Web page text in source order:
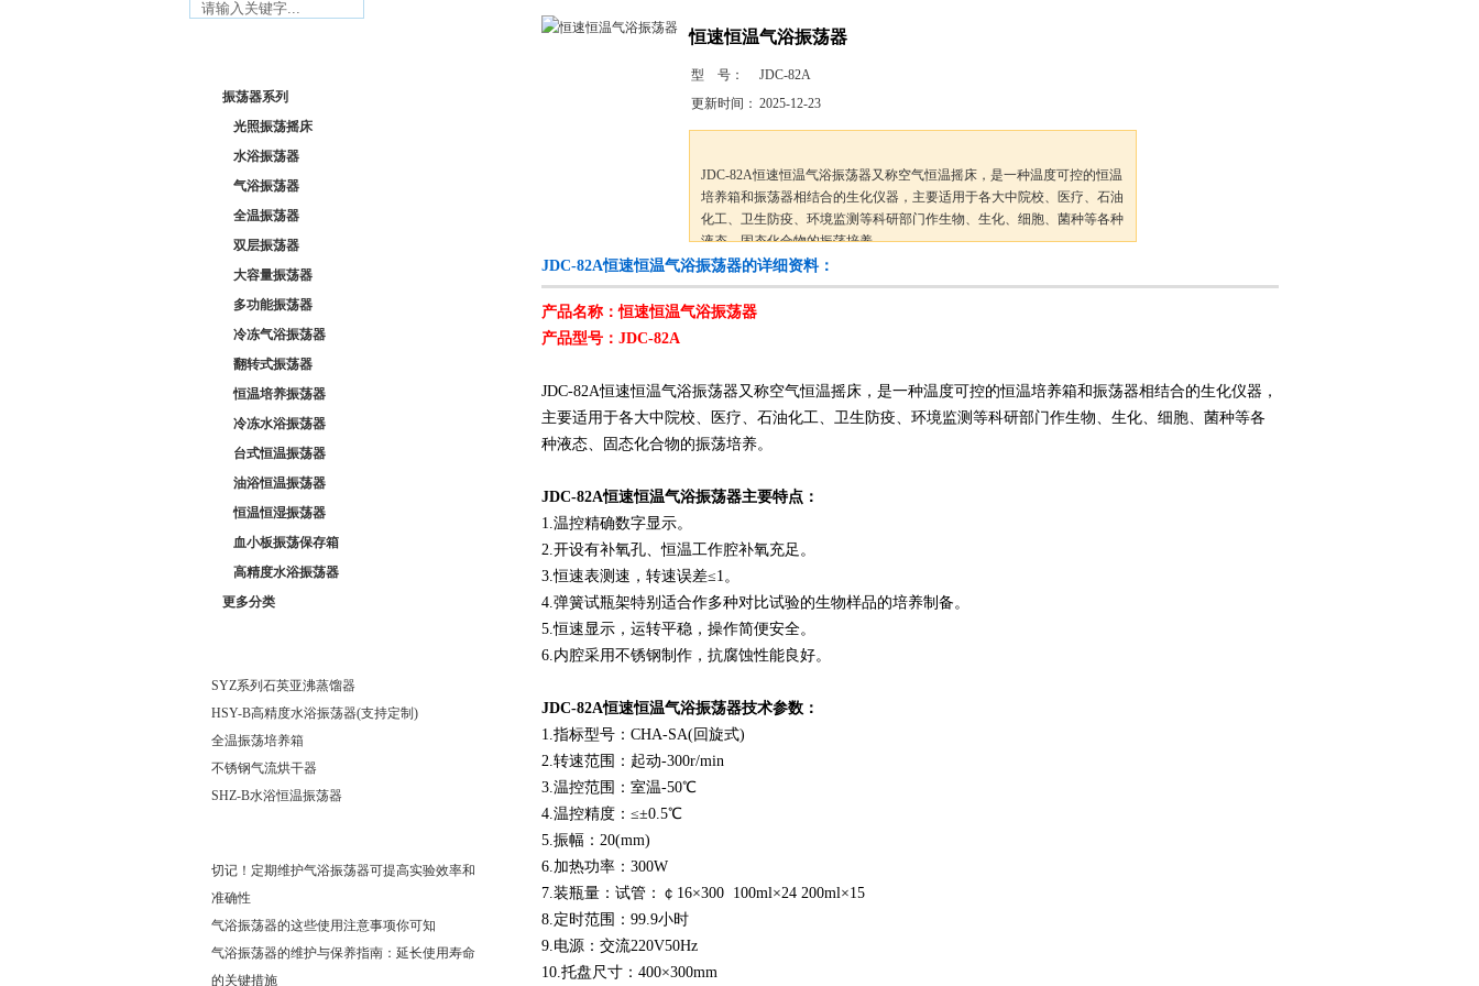
振荡器系列
光照振荡摇床
水浴振荡器
气浴振荡器
全温振荡器
双层振荡器
大容量振荡器
多功能振荡器
冷冻气浴振荡器
翻转式振荡器
恒温培养振荡器
冷冻水浴振荡器
台式恒温振荡器
油浴恒温振荡器
恒温恒湿振荡器
血小板振荡保存箱
高精度水浴振荡器
更多分类
SYZ系列石英亚沸蒸馏器
HSY-B高精度水浴振荡器(支持定制)
全温振荡培养箱
不锈钢气流烘干器
SHZ-B水浴恒温振荡器
切记！定期维护气浴振荡器可提高实验效率和
准确性
气浴振荡器的这些使用注意事项你可知
气浴振荡器的维护与保养指南：延长使用寿命
的关键措施
恒速恒温气浴振荡器
型 号：
JDC-82A
更新时间： 2025-12-23
JDC-82A恒速恒温气浴振荡器又称空气恒温摇床，是一种温度可控的恒温
培养箱和振荡器相结合的生化仪器，主要适用于各大中院校、医疗、石油
化工、卫生防疫、环境监测等科研部门作生物、生化、细胞、菌种等各种
液态、固态化合物的振荡培养。
JDC-82A恒速恒温气浴振荡器的详细资料：
产品名称：恒速恒温气浴振荡器
产品型号：JDC-82A
JDC-82A恒速恒温气浴振荡器又称空气恒温摇床，是一种温度可控的恒温培养箱和振荡器相结合的生化仪器，
主要适用于各大中院校、医疗、石油化工、卫生防疫、环境监测等科研部门作生物、生化、细胞、菌种等各
种液态、固态化合物的振荡培养。
JDC-82A恒速恒温气浴振荡器主要特点：
1.温控精确数字显示。
2.开设有补氧孔、恒温工作腔补氧充足。
3.恒速表测速，转速误差≤1。
4.弹簧试瓶架特别适合作多种对比试验的生物样品的培养制备。
5.恒速显示，运转平稳，操作简便安全。
6.内腔采用不锈钢制作，抗腐蚀性能良好。
JDC-82A恒速恒温气浴振荡器技术参数：
1.指标型号：CHA-SA(回旋式)
2.转速范围：起动-300r/min
3.温控范围：室温-50℃
4.温控精度：≤±0.5℃
5.振幅：20(mm)
6.加热功率：300W
7.装瓶量：试管：￠16×300 100ml×24 200ml×15
8.定时范围：99.9小时
9.电源：交流220V50Hz
10.托盘尺寸：400×300mm